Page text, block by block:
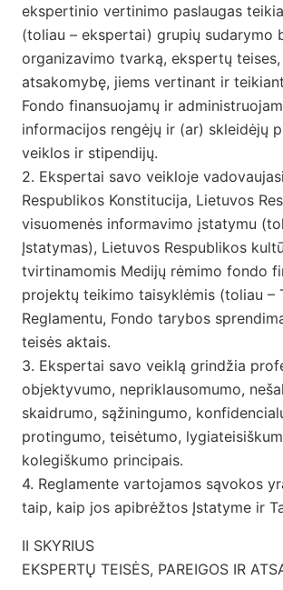
ekspertinio vertinimo paslaugas
(toliau – ekspertai) grupių sudarymo
organizavimo tvarką, ekspertų
atsakomybę, jiems vertinant ir
Fondo finansuojamų ir
informacijos rengėjų ir (ar) skleidėjų
veiklos ir stipendijų.
2. Ekspertai savo veikloje
Respublikos Konstitucija, Lietuvos
visuomenės informavimo įstatymu
Įstatymas), Lietuvos Respublikos
tvirtinamomis Medijų rėmimo fondo
projektų teikimo taisyklėmis (toliau –
Reglamentu, Fondo tarybos
teisės aktais.
3. Ekspertai savo veiklą grindžia
objektyvumo, nepriklausomumo,
skaidrumo, sąžiningumo,
protingumo, teisėtumo,
kolegiškumo principais.
4. Reglamente vartojamos sąvokos
taip, kaip jos apibrėžtos Įstatyme ir
II SKYRIUS
EKSPERTŲ TEISĖS, PAREIGOS IR